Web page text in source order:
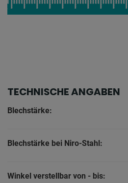
TECHNISCHE ANGABEN
Blechstärke:
Blechstärke bei Niro-Stahl:
Winkel verstellbar von - bis: